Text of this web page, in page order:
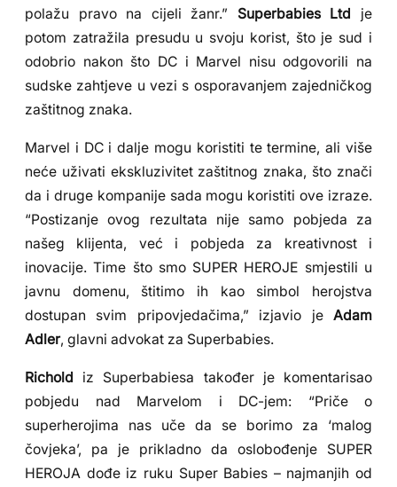
polažu pravo na cijeli žanr.” Superbabies Ltd
je
potom zatražila presudu u svoju korist, što je sud i
odobrio nakon što DC i Marvel nisu odgovorili na
sudske zahtjeve u vezi s osporavanjem zajedničkog
zaštitnog znaka.
Marvel i DC i dalje mogu koristiti te termine, ali više
neće uživati ekskluzivitet zaštitnog znaka, što znači
da i druge kompanije sada mogu koristiti ove izraze.
“Postizanje ovog rezultata nije samo pobjeda za
našeg klijenta, već i pobjeda za kreativnost i
inovacije. Time što smo SUPER HEROJE smjestili u
javnu domenu, štitimo ih kao simbol herojstva
dostupan svim pripovjedačima,” izjavio je Adam
Adler, glavni advokat za Superbabies.
Richold iz Superbabiesa također je komentarisao
pobjedu nad Marvelom i DC-jem: “Priče o
superherojima nas uče da se borimo za ‘malog
čovjeka’, pa je prikladno da oslobođenje SUPER
HEROJA dođe iz ruku Super Babies – najmanjih od